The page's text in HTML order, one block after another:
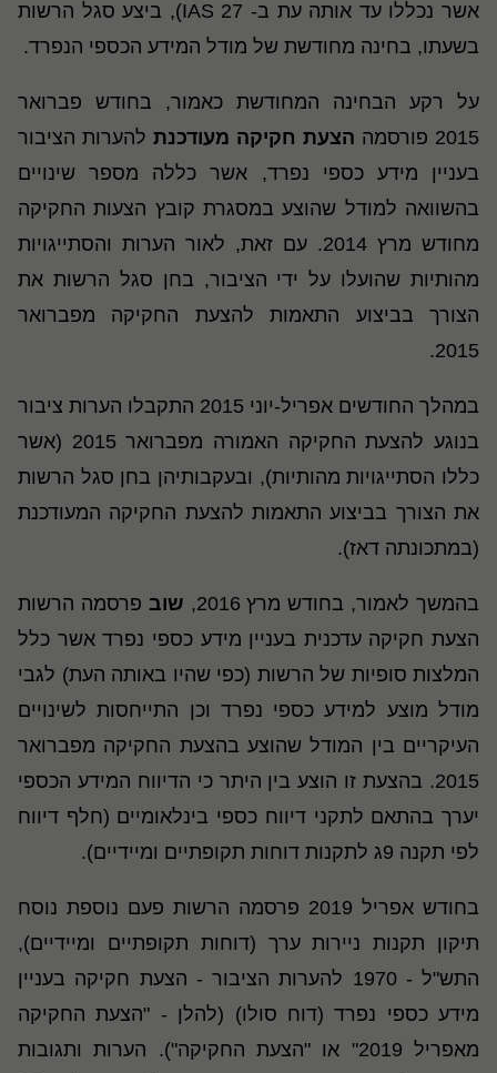
אשר נכללו עד אותה עת ב- IAS 27), ביצע סגל הרשות
בשעתו, בחינה מחודשת של מודל המידע הכספי הנפרד.
על רקע הבחינה המחודשת כאמור, בחודש פברואר
2015 פורסמה
הצעת חקיקה מעודכנת להערות הציבור
בעניין מידע כספי נפרד, אשר כללה מספר שינויים
בהשוואה למודל שהוצע במסגרת קובץ הצעות החקיקה
מחודש מרץ 2014. עם זאת, לאור הערות והסתייגויות
מהותיות שהועלו על ידי הציבור, בחן סגל הרשות את
הצורך בביצוע התאמות להצעת החקיקה מפברואר
2015.
במהלך החודשים אפריל-יוני 2015 התקבלו הערות ציבור
בנוגע להצעת החקיקה האמורה מפברואר 2015 (אשר
כללו הסתייגויות מהותיות), ובעקבותיהן בחן סגל הרשות
את הצורך בביצוע התאמות להצעת החקיקה המעודכנת
(במתכונתה דאז).
בהמשך לאמור, בחודש מרץ 2016, שוב פרסמה הרשות
הצעת חקיקה עדכנית בעניין מידע כספי נפרד אשר כלל
המלצות סופיות של הרשות (כפי שהיו באותה העת) לגבי
מודל מוצע למידע כספי נפרד וכן התייחסות לשינויים
העיקריים בין המודל שהוצע בהצעת החקיקה מפברואר
2015. בהצעת זו הוצע בין היתר כי הדיווח המידע הכספי
יערך בהתאם לתקני דיווח כספי בינלאומיים (חלף דיווח
לפי תקנה 9ג לתקנות דוחות תקופתיים ומיידיים).
בחודש אפריל 2019 פרסמה הרשות פעם נוספת נוסח
תיקון תקנות ניירות ערך (דוחות תקופתיים ומיידיים),
התש"ל - 1970 להערות הציבור - הצעת חקיקה בעניין
מידע כספי נפרד (דוח סולו) (להלן - "הצעת החקיקה
מאפריל 2019" או "הצעת החקיקה"). הערות ותגובות